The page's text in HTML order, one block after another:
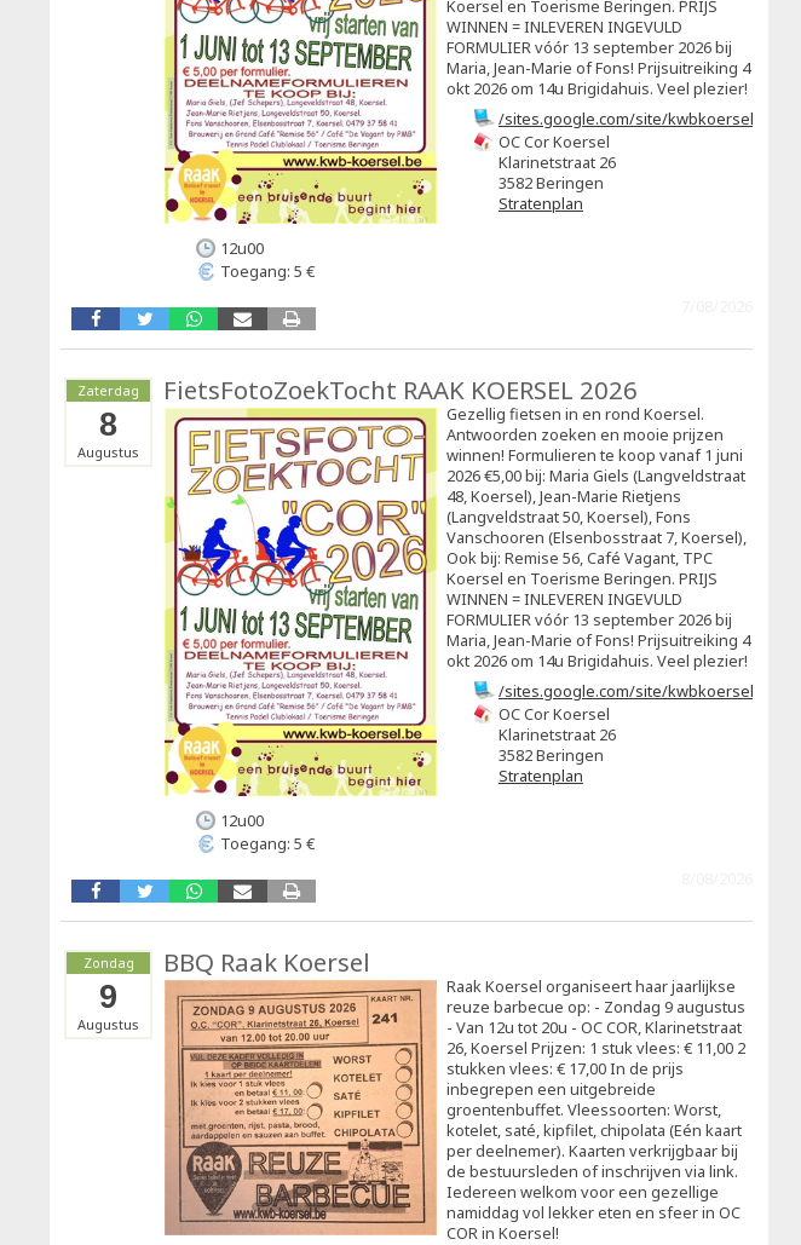
Koersel en Toerisme Beringen. PRIJS
WINNEN = INLEVEREN INGEVULD
FORMULIER vóór 13 september 2026 bij
Maria, Jean-Marie of Fons! Prijsuitreiking 4
okt 2026 om 14u Brigidahuis. Veel plezier!
/sites.google.com/site/kwbkoersel2/home
OC Cor Koersel
Klarinetstraat 26
3582 Beringen
Stratenplan
12u00
Toegang: 5 €
Zaterdag
8
Augustus
FietsFotoZoekTocht RAAK KOERSEL 2026
Gezellig fietsen in en rond Koersel.
Antwoorden zoeken en mooie prijzen
winnen! Formulieren te koop vanaf 1 juni
2026 €5,00 bij: Maria Giels (Langveldstraat
48, Koersel), Jean-Marie Rietjens
(Langveldstraat 50, Koersel), Fons
Vanschooren (Elsenbosstraat 7, Koersel),
Ook bij: Remise 56, Café Vagant, TPC
Koersel en Toerisme Beringen. PRIJS
WINNEN = INLEVEREN INGEVULD
FORMULIER vóór 13 september 2026 bij
Maria, Jean-Marie of Fons! Prijsuitreiking 4
okt 2026 om 14u Brigidahuis. Veel plezier!
/sites.google.com/site/kwbkoersel2/home
OC Cor Koersel
Klarinetstraat 26
3582 Beringen
Stratenplan
12u00
Toegang: 5 €
Zondag
9
Augustus
BBQ Raak Koersel
Raak Koersel organiseert haar jaarlijkse
reuze barbecue op: - Zondag 9 augustus
- Van 12u tot 20u - OC COR, Klarinetstraat
26, Koersel Prijzen: 1 stuk vlees: € 11,00 2
stukken vlees: € 17,00 In de prijs
inbegrepen een uitgebreide
groentenbuffet. Vleessoorten: Worst,
kotelet, saté, kipfilet, chipolata (Eén kaart
per deelnemer). Kaarten verkrijgbaar bij
de bestuursleden of inschrijven via link.
Iedereen welkom voor een gezellige
namiddag vol lekker eten en sfeer in OC
COR in Koersel!